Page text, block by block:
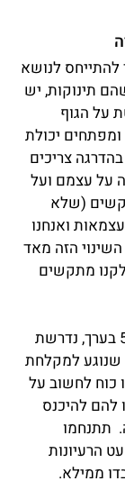
להתייחס לנושא
תינוקות, יש
על הגוף
יכולת
צריכים
על עצמם ועל
(שלא
ואנחנו
הזה מאד
מתקשים
בגילאים הרכים, עד גיל 5 בערך, נדרשת
שנוגע למקלחת
כוח לחשוב על
להם להיכנס
תתנחמו
הרעיונות
ממילא.